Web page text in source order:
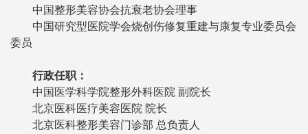
中国整形美容协会抗衰老协会理事
中国研究型医院学会烧创伤修复重建与康复专业委员会
委员
行政任职：
中国医学科学院整形外科医院 副院长
北京医科医疗美容医院 院长
北京医科整形美容门诊部 总负责人